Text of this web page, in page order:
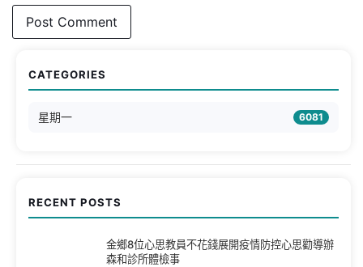
CATEGORIES
星期一 6081
RECENT POSTS
金鄉8位心思教員不花錢展開疫情防控心思勸導辦
森和診所體檢事